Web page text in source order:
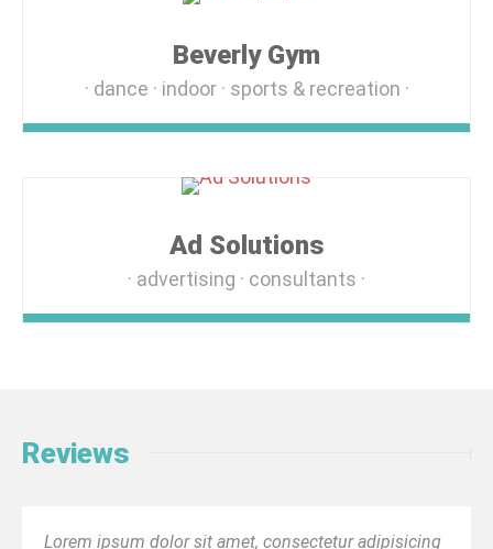
Beverly Gym
dance indoor sports & recreation
Ad Solutions
advertising consultants
Reviews
Lorem ipsum dolor sit amet, consectetur adipisicing